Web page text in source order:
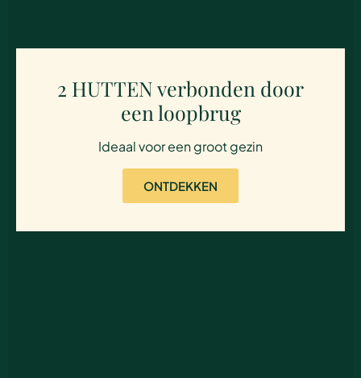
2 HUTTEN verbonden door
een loopbrug
Ideaal voor een groot gezin
ONTDEKKEN